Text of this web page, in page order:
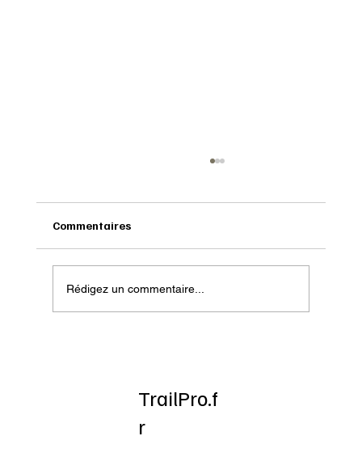
Onatera : Pour affronter l’hiver
Commentaires
Rédigez un commentaire...
TrailPro.f
r